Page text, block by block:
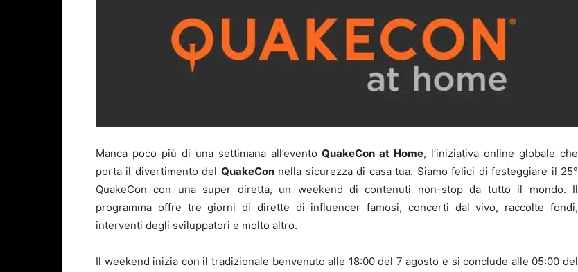
Manca poco più di una settimana all’eventoQuakeCon at Home, l’iniziativa online globale che
porta il divertimento del QuakeConnella sicurezza di casa tua. Siamo felici di festeggiare il 25°
QuakeCon con una super diretta, un weekend di contenuti non-stop da tutto il mondo. Il
programma offre tre giorni di dirette di influencer famosi, concerti dal vivo, raccolte fondi,
interventi degli sviluppatori e molto altro.
Il weekend inizia con il tradizionale benvenuto alle 18:00 del 7 agosto e si conclude alle 05:00 del